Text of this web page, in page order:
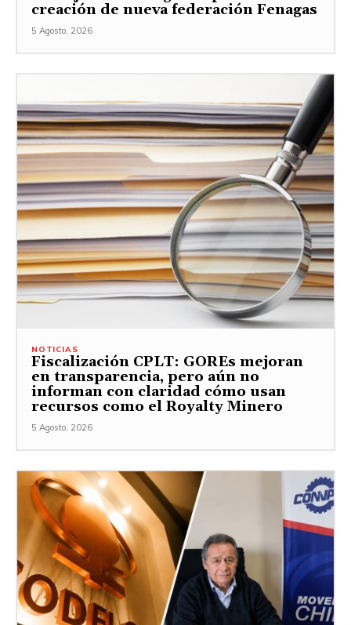
creación de nueva federación Fenagas
5 Agosto, 2026
NOTICIAS
Fiscalización CPLT: GOREs mejoran
en transparencia, pero aún no
informan con claridad cómo usan
recursos como el Royalty Minero
5 Agosto, 2026